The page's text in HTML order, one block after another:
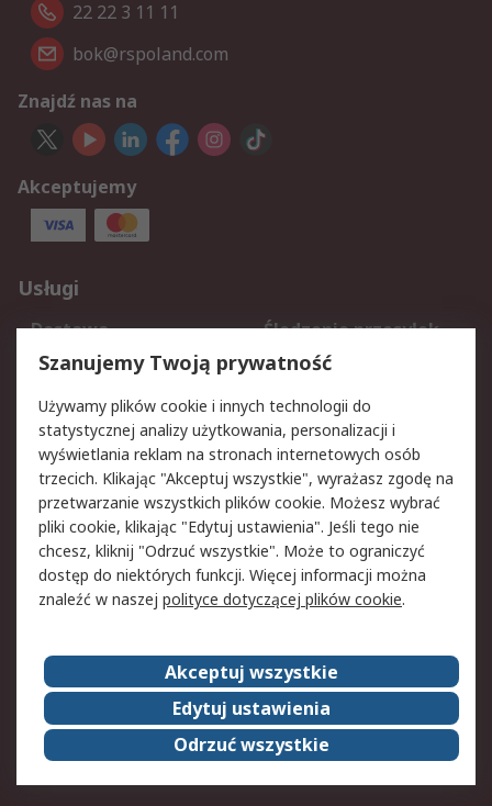
22 22 3 11 11
bok@rspoland.com
Znajdź nas na
Akceptujemy
Usługi
Dostawa
Śledzenie przesyłek
Reklamacje i zwroty
Rejestracja
Aspekty prawne
Bezpieczeństwo e-
maila
Polityka dotycząca
plików cookie
Polityka prywatności
Użytkowanie witryny
Zastrzeżenia prawne
Warunki Sprzedaży
Kontakt
O firmie RS
RS na świecie
Kariera
Nagrody dla RS
ESG
Szanujemy Twoją prywatność
Używamy plików cookie i innych technologii do
statystycznej analizy użytkowania, personalizacji i
wyświetlania reklam na stronach internetowych osób
trzecich. Klikając "Akceptuj wszystkie", wyrażasz zgodę na
przetwarzanie wszystkich plików cookie. Możesz wybrać
pliki cookie, klikając "Edytuj ustawienia". Jeśli tego nie
chcesz, kliknij "Odrzuć wszystkie". Może to ograniczyć
dostęp do niektórych funkcji. Więcej informacji można
znaleźć w naszej polityce dotyczącej plików cookie.
Akceptuj wszystkie
Edytuj ustawienia
Odrzuć wszystkie